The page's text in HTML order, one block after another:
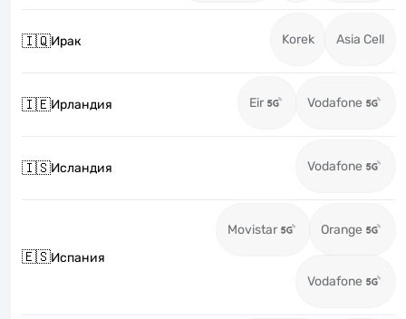
🇮🇶Ирак Korek Asia Cell
🇮🇪Ирландия Eir Vodafone
🇮🇸Исландия Vodafone
🇪🇸Испания
Movistar Orange
Vodafone